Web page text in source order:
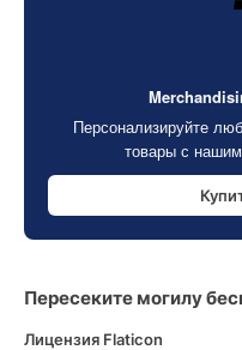
Персонализируйте
товары с
Пересеките могилу
Лицензия Flaticon